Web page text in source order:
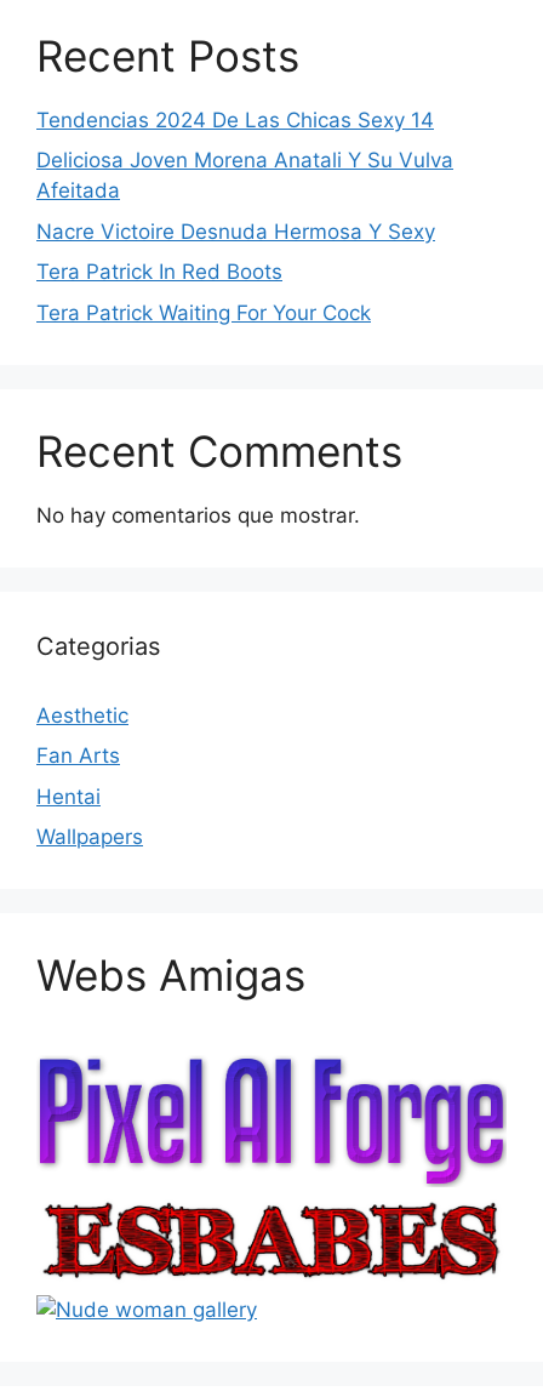
Recent Posts
Tendencias 2024 De Las Chicas Sexy 14
Deliciosa Joven Morena Anatali Y Su Vulva
Afeitada
Nacre Victoire Desnuda Hermosa Y Sexy
Tera Patrick In Red Boots
Tera Patrick Waiting For Your Cock
Recent Comments
No hay comentarios que mostrar.
Categorias
Aesthetic
Fan Arts
Hentai
Wallpapers
Webs Amigas